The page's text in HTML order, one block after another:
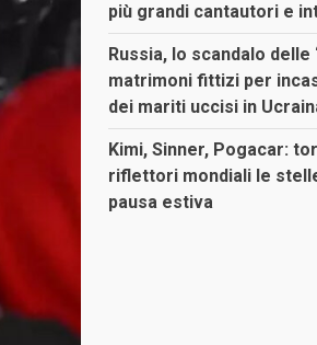
più grandi cantautori e
Russia, lo scandalo delle
matrimoni fittizi per
dei mariti uccisi in
Kimi, Sinner, Pogacar:
riflettori mondiali le
pausa estiva